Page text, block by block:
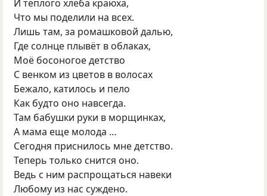
И тёплого хлеба краюха,
Что мы поделили на всех.
Лишь там, за ромашковой далью,
Где солнце плывёт в облаках,
Моё босоногое детство
С венком из цветов в волосах
Бежало, катилось и пело
Как будто оно навсегда.
Там бабушки руки в морщинках,
А мама еще молода …
Сегодня приснилось мне детство.
Теперь только снится оно.
Ведь с ним распрощаться навеки
Любому из нас суждено.